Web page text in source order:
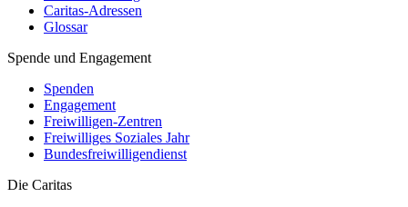
Caritas-Adressen
Glossar
Spende und Engagement
Spenden
Engagement
Freiwilligen-Zentren
Freiwilliges Soziales Jahr
Bundesfreiwilligendienst
Die Caritas